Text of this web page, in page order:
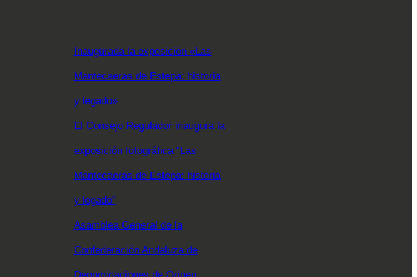
Inaugurada la exposición «Las
Mantecaeras de Estepa: historia
y legado»
El Consejo Regulador inaugura la
exposición fotográfica “Las
Mantecaeras de Estepa: historia
y legado”
Asamblea General de la
Confederación Andaluza de